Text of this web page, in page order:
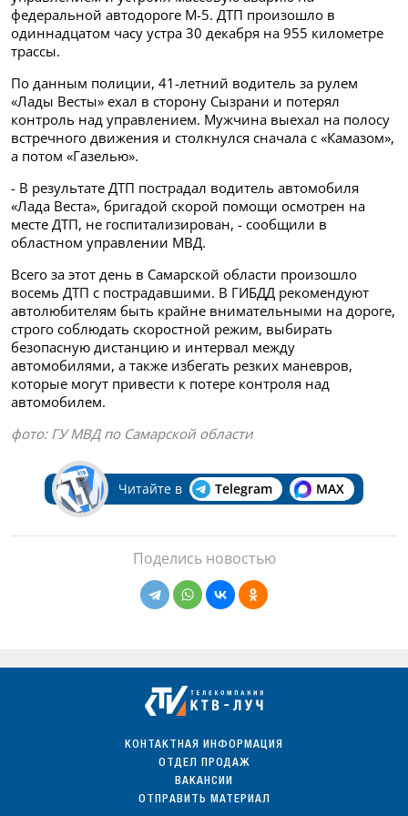
федеральной автодороге М-5. ДТП произошло в
одиннадцатом часу устра 30 декабря на 955 километре
трассы.
По данным полиции, 41-летний водитель за рулем
«Лады Весты» ехал в сторону Сызрани и потерял
контроль над управлением. Мужчина выехал на полосу
встречного движения и столкнулся сначала с «Камазом»,
а потом «Газелью».
- В результате ДТП пострадал водитель автомобиля
«Лада Веста», бригадой скорой помощи осмотрен на
месте ДТП, не госпитализирован, - сообщили в
областном управлении МВД.
Всего за этот день в Самарской области произошло
восемь ДТП с пострадавшими. В ГИБДД рекомендуют
автолюбителям быть крайне внимательными на дороге,
строго соблюдать скоростной режим, выбирать
безопасную дистанцию и интервал между
автомобилями, а также избегать резких маневров,
которые могут привести к потере контроля над
автомобилем.
фото: ГУ МВД по Самарской области
Читайте в Telegram MAX
Поделись новостью
КОНТАКТНАЯ ИНФОРМАЦИЯ
ОТДЕЛ ПРОДАЖ
ВАКАНСИИ
ОТПРАВИТЬ МАТЕРИАЛ